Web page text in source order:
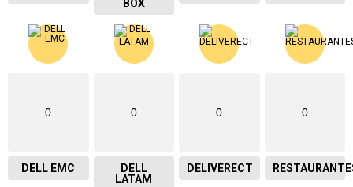
BOX
0
DELL EMC
0
DELL
LATAM
0
DELIVERECT
0